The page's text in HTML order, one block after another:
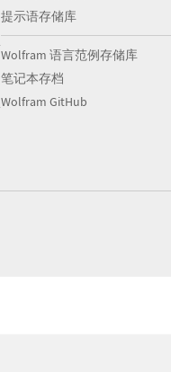
提示语存储库
Wolfram 语言范例存储库
笔记本存档
Wolfram GitHub